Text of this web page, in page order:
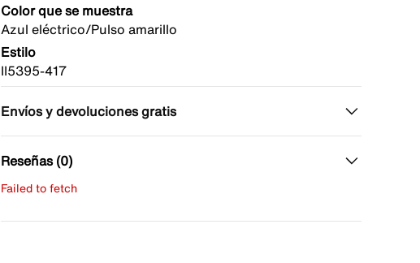
Color que se muestra
Azul eléctrico/Pulso amarillo
Estilo
II5395-417
Envíos y devoluciones gratis
Reseñas (0)
Failed to fetch